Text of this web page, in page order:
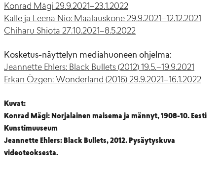
Konrad Mägi 29.9.2021–23.1.2022
Kalle ja Leena Nio: Maalauskone 29.9.2021–12.12.2021
Chiharu Shiota 27.10.2021–8.5.2022
Kosketus-näyttelyn mediahuoneen ohjelma:
Jeannette Ehlers: Black Bullets (2012) 19.5.–19.9.2021
Erkan Özgen: Wonderland (2016) 29.9.2021–16.1.2022
Kuvat:
Konrad Mägi: Norjalainen maisema ja männyt, 1908-10. Eesti
Kunstimuuseum
Jeannette Ehlers: Black Bullets, 2012. Pysäytyskuva
videoteoksesta.